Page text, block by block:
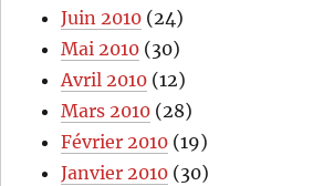
Juin 2010 (24)
Mai 2010 (30)
Avril 2010 (12)
Mars 2010 (28)
Février 2010 (19)
Janvier 2010 (30)